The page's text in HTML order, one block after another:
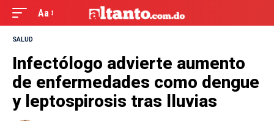
Aa
SALUD
Infectólogo advierte aumento
de enfermedades como dengue
y leptospirosis tras lluvias